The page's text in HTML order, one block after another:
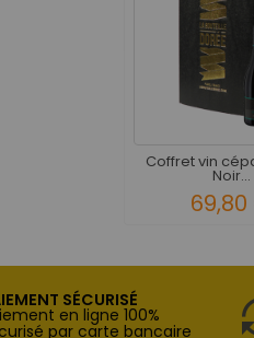
Coffret vin
Noir...
SÉCURISÉ
en ligne 100%
par carte bancaire